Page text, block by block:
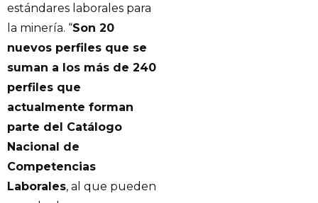
estándares laborales para
la minería. “Son 20
nuevos perfiles que se
suman a los más de 240
perfiles que
actualmente forman
parte del Catálogo
Nacional de
Competencias
Laborales, al que pueden